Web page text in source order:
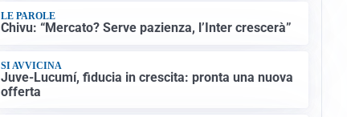
LE PAROLE
Chivu: “Mercato? Serve pazienza, l’Inter crescerà”
SI AVVICINA
Juve-Lucumí, fiducia in crescita: pronta una nuova
offerta